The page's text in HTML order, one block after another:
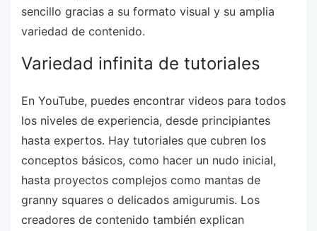
sencillo gracias a su formato visual y su amplia
variedad de contenido.
Variedad infinita de tutoriales
En YouTube, puedes encontrar videos para todos
los niveles de experiencia, desde principiantes
hasta expertos. Hay tutoriales que cubren los
conceptos básicos, como hacer un nudo inicial,
hasta proyectos complejos como mantas de
granny squares o delicados amigurumis. Los
creadores de contenido también explican